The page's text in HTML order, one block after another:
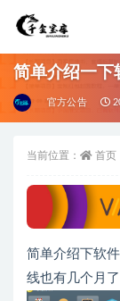
简单介绍一下
官方公告
当前位置： 首页
简单介绍下软
线也有几个月